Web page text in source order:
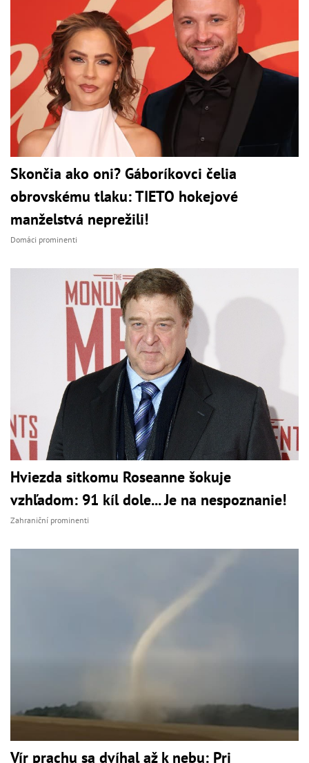
Skončia ako oni? Gáboríkovci čelia
obrovskému tlaku: TIETO hokejové
manželstvá neprežili!
Domáci prominenti
Hviezda sitkomu Roseanne šokuje
vzhľadom: 91 kíl dole... Je na nespoznanie!
Zahraniční prominenti
Vír prachu sa dvíhal až k nebu: Pri